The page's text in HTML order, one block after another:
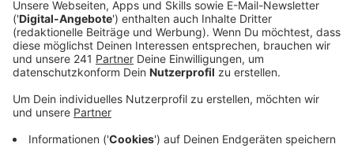
Anzeige
Den kann man sich kostenlos in den Leverkusener
Apotheken und in der Verwaltung abholen,
ist er erhältlich.